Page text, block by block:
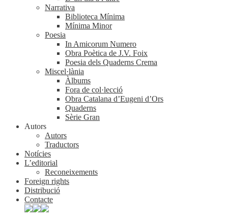
Narrativa
Biblioteca Mínima
Mínima Minor
Poesia
In Amicorum Numero
Obra Poètica de J.V. Foix
Poesia dels Quaderns Crema
Miscel·lània
Àlbums
Fora de col·lecció
Obra Catalana d’Eugeni d’Ors
Quaderns
Sèrie Gran
Autors
Autors
Traductors
Notícies
L’editorial
Reconeixements
Foreign rights
Distribució
Contacte